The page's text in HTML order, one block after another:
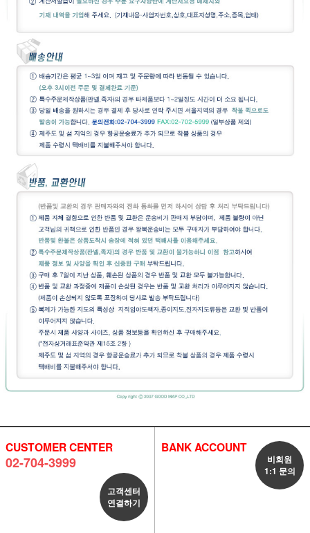
CUSTOMER CENTER
02-704-3999
고객센터
연결하기
BANK ACCOUNT
비회원
1:1 문의